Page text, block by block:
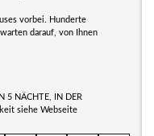
vorbei. Hunderte
darauf, von Ihnen
5 NÄCHTE, IN DER
siehe Webseite